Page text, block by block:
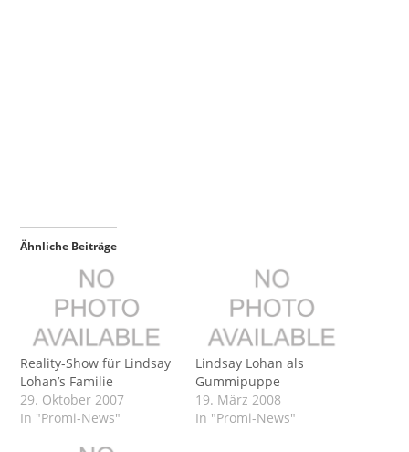
Ähnliche Beiträge
Reality-Show für Lindsay
Lohan’s Familie
29. Oktober 2007
In "Promi-News"
Lindsay Lohan als
Gummipuppe
19. März 2008
In "Promi-News"